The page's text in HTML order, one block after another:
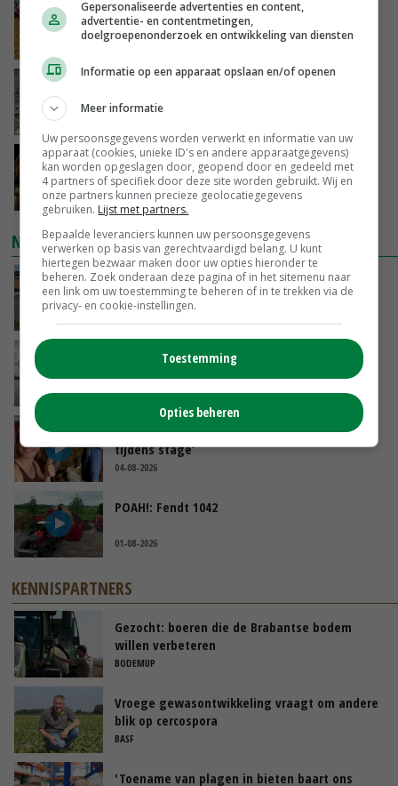
Frans onderzoekcentrum bestrijkt hele
varkensvleesketen
GISTEREN, 15:29
Emmeloord noteert eerste zaaiuien op
maximaal 20 euro
Spontane boerenacties in Twente en
Apeldoorn zetten de trend
GISTEREN, 14:48
NIEUWSTE VIDEO'S
Droogte veroorzaakt steeds meer problemen:
‘Bassin afgelopen week al leeg’
GISTEREN, 14:06
Koeien van enige drijvende boerderij ter
GISTEREN, 12:00
Danique in Canada: ‘Superveel schik gehad
tijdens stage’
04-08-2026
POAH!: Fendt 1042
01-08-2026
KENNISPARTNERS
Gezocht: boeren die de Brabantse bodem
willen verbeteren
BODEMUP
Vroege gewasontwikkeling vraagt om andere
blik op cercospora
BASF
'Toename van plagen in bieten baart ons
Gepersonaliseerde advertenties en content,
advertentie- en contentmetingen,
doelgroepenonderzoek en ontwikkeling van diensten
Informatie op een apparaat opslaan en/of openen
Meer informatie
Uw persoonsgegevens worden verwerkt en informatie van uw
apparaat (cookies, unieke ID's en andere apparaatgegevens)
kan worden opgeslagen door, geopend door en gedeeld met
4 partners of specifiek door deze site worden gebruikt. Wij en
onze partners kunnen precieze geolocatiegegevens
gebruiken. Lijst met partners.
Bepaalde leveranciers kunnen uw persoonsgegevens
verwerken op basis van gerechtvaardigd belang. U kunt
hiertegen bezwaar maken door uw opties hieronder te
beheren. Zoek onderaan deze pagina of in het sitemenu naar
een link om uw toestemming te beheren of in te trekken via de
privacy- en cookie-instellingen.
Toestemming
Opties beheren